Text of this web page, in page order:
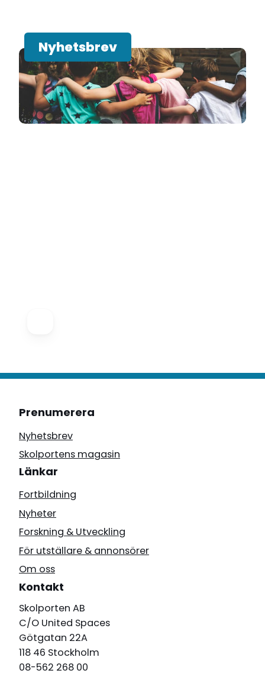
Nyhetsbrev
Prenumerera
Nyhetsbrev
Skolportens magasin
Länkar
Fortbildning
Nyheter
Forskning & Utveckling
För utställare & annonsörer
Om oss
Kontakt
Skolporten AB
C/O United Spaces
Götgatan 22A
118 46 Stockholm
08-562 268 00